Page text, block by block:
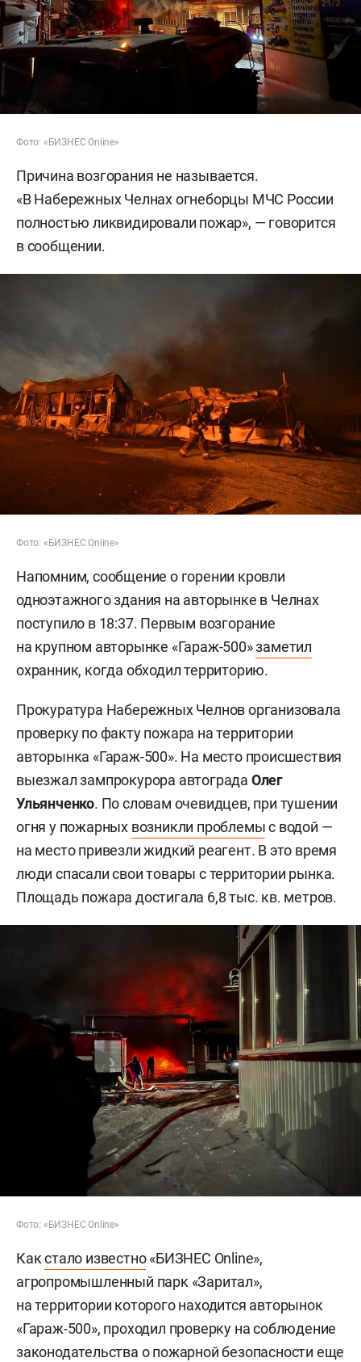
Фото: «БИЗНЕС Online»
Причина возгорания не называется.
«В Набережных Челнах огнеборцы МЧС России
полностью ликвидировали пожар», — говорится
в сообщении.
Фото: «БИЗНЕС Online»
Напомним, сообщение о горении кровли
одноэтажного здания на авторынке в Челнах
поступило в 18:37. Первым возгорание
на крупном авторынке «Гараж-500»заметил
охранник, когда обходил территорию.
Прокуратура Набережных Челнов организовала
проверку по факту пожара на территории
авторынка «Гараж-500». На место происшествия
выезжал зампрокурора автограда Олег
Ульянченко. По словам очевидцев, при тушении
огня у пожарных возникли проблемыс водой —
на место привезли жидкий реагент. В это время
люди спасали свои товары с территории рынка.
Площадь пожара достигала 6,8 тыс. кв. метров.
Фото: «БИЗНЕС Online»
Какстало известно«БИЗНЕС Online»,
агропромышленный парк «Заритал»,
на территории которого находится авторынок
«Гараж-500», проходил проверку на соблюдение
законодательства о пожарной безопасности еще